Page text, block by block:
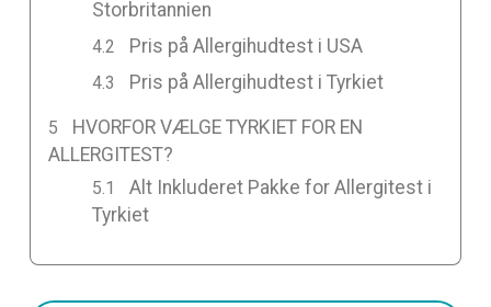
Storbritannien
Pris på Allergihudtest i USA
Pris på Allergihudtest i Tyrkiet
HVORFOR VÆLGE TYRKIET FOR EN
ALLERGITEST?
Alt Inkluderet Pakke for Allergitest i
Tyrkiet